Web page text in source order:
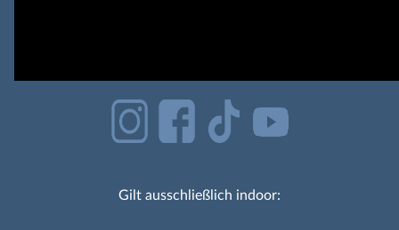
Gilt ausschließlich indoor: